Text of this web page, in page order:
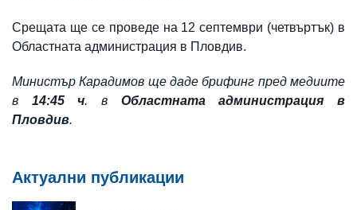
Срещата ще се проведе на 12 септември (четвъртък) в
Областната администрация в Пловдив.
Министър Карадимов ще даде брифинг пред медиите
в 14:45 ч. в Областната администрация в
Пловдив.
Актуални публикации